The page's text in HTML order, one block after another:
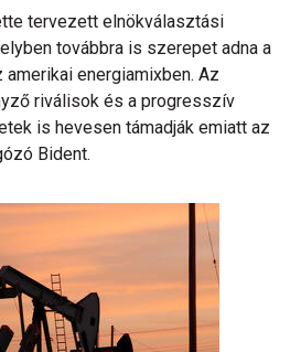
tervezett elnökválasztási
továbbra is szerepet adna a
energiamixben. Az
riválisok és a progresszív
is hevesen támadják emiatt az
Bident.